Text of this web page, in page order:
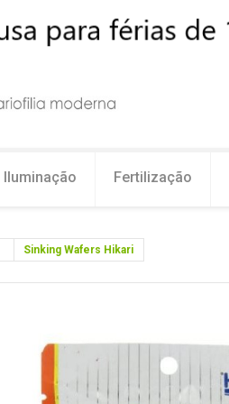
Iluminação Fertilização
Sinking Wafers Hikari